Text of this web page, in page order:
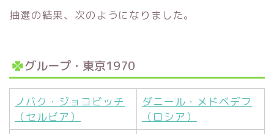
抽選の結果、次のようになりました。
グループ・東京1970
ノバク・ジョコビッチ
（セルビア）
ダニール・メドベデフ
（ロシア）